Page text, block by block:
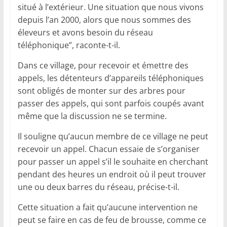
situé à l’extérieur. Une situation que nous vivons
depuis l’an 2000, alors que nous sommes des
éleveurs et avons besoin du réseau
téléphonique”, raconte-t-il.
Dans ce village, pour recevoir et émettre des
appels, les détenteurs d’appareils téléphoniques
sont obligés de monter sur des arbres pour
passer des appels, qui sont parfois coupés avant
même que la discussion ne se termine.
Il souligne qu’aucun membre de ce village ne peut
recevoir un appel. Chacun essaie de s’organiser
pour passer un appel s’il le souhaite en cherchant
pendant des heures un endroit où il peut trouver
une ou deux barres du réseau, précise-t-il.
Cette situation a fait qu’aucune intervention ne
peut se faire en cas de feu de brousse, comme ce